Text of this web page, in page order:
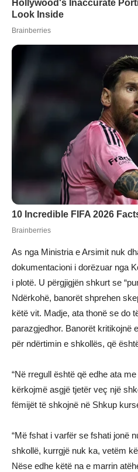
As nga Ministria e Arsimit nuk
dokumentacioni i dorëzuar nga
i plotë. U përgjigjën shkurt se
Ndërkohë, banorët shprehen
këtë vit. Madje, ata thonë se do
parazgjedhor. Banorët kritikojnë
për ndërtimin e shkollës, që
“Në rregull është që edhe ata
kërkojmë asgjë tjetër veç një
fëmijët të shkojnë në Shkup
“Më fshat i varfër se fshati jonë
shkollë, kurrgjë nuk ka, vetëm
Nëse edhe këtë na e marrin